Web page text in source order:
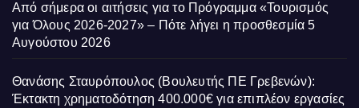
Από σήμερα οι αιτήσεις για το Πρόγραμμα «Τουρισμός
για Όλους 2026-2027» – Πότε λήγει η προσθεσμία 5
Αυγούστου 2026
Θανάσης Σταυρόπουλος (Βουλευτής ΠΕ Γρεβενών):
Έκτακτη χρηματοδότηση 400.000€ για επιπλέον εργασίες